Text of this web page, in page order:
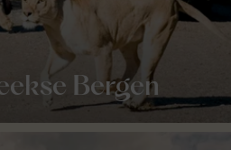
Bergen